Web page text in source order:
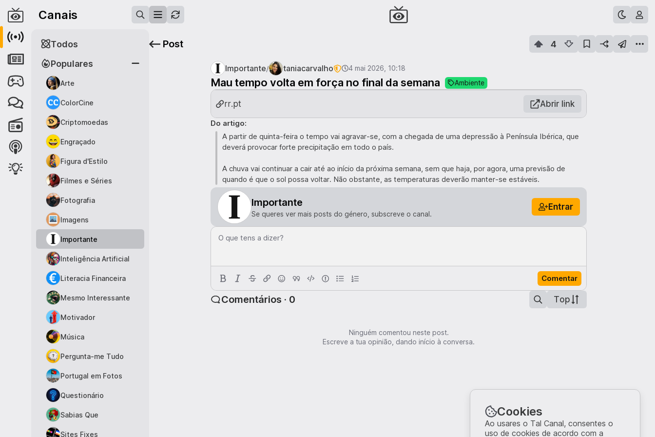
Canais
Populares
Arte
ColorCine
Criptomoedas
Engraçado
Figura d'Estilo
Filmes e Séries
Fotografia
Imagens
Importante
Inteligência Artificial
Literacia Financeira
Mesmo Interessante
Motivador
Música
Pergunta-me Tudo
Portugal em Fotos
Questionário
Sabias Que
Sites Fixes
Todos Post 4
Importante/ taniacarvalho 4 mai 2026, 10:18
Mau tempo volta em força no final da semana Ambiente
rr.pt Abrir link
Do artigo:
A partir de quinta-feira o tempo vai agravar-se, com a chegada de uma depressão à Península Ibérica, que
deverá provocar forte precipitação em todo o país.
A chuva vai continuar a cair até ao início da próxima semana, sem que haja, por agora, uma previsão de
quando é que o sol possa voltar. Não obstante, as temperaturas deverão manter-se estáveis.
Importante
Se queres ver mais posts do género, subscreve o canal.
Entrar
O que tens a dizer?
Comentar
Comentários · 0 Top
Ninguém comentou neste post.
Escreve a tua opinião, dando início à conversa.
Cookies
Ao usares o Tal Canal, consentes o
uso de cookies de acordo com a